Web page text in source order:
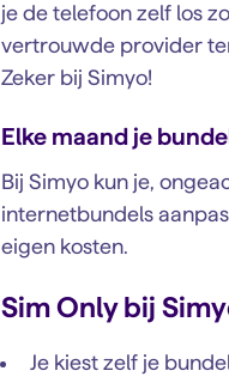
je de telefoon zelf los
vertrouwde provider
Zeker bij Simyo!
Elke maand je
Bij Simyo kun je,
internetbundels
eigen kosten.
Sim Only bij
Je kiest zelf je